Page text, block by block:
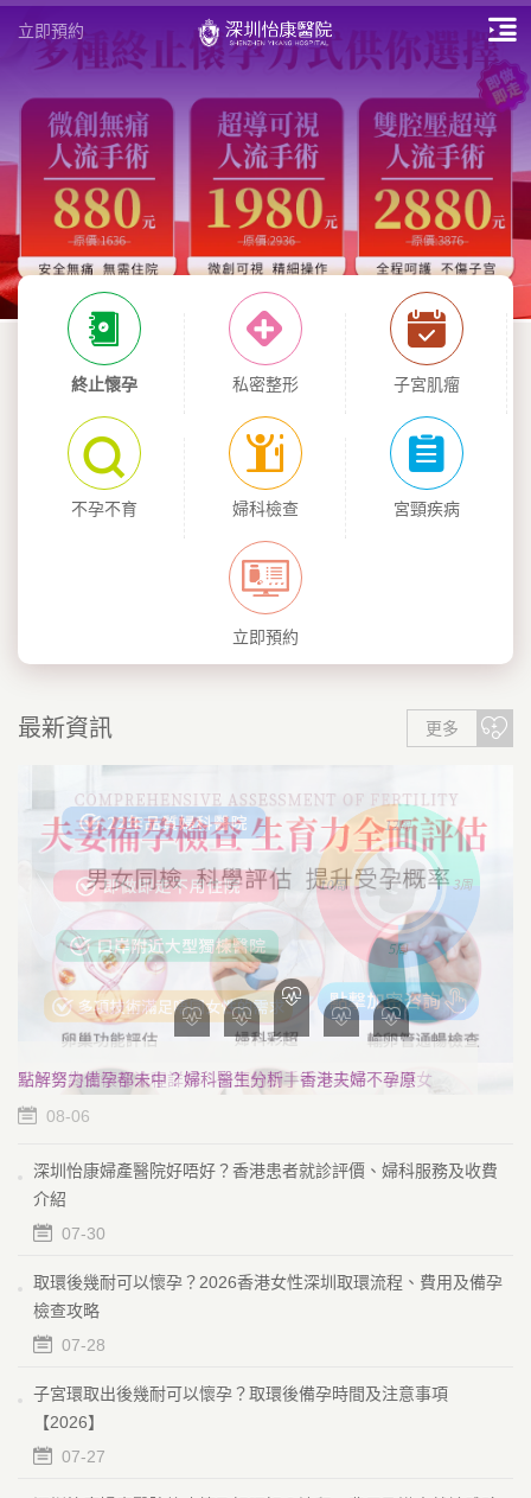
立即預約
終止懷孕 私密整形 子宮肌瘤
不孕不育 婦科檢查 宮頸疾病
立即預約
更多
最新資訊
備孕點解要監測卵泡？香港婦科醫生分析排卵時間、受孕
機會及成功懷孕關鍵
08-06
家計會終止懷孕流程詳解：由預約到手術全攻略｜香港女
性人工流產檢查、費用及注意事項
08-06
點解努力備孕都未中？婦科醫生分析｜香港夫婦不孕原
因、檢查流程及改善懷孕機會指南
08-06
睇不孕科一次要幾多錢？初診到療程詳解｜香港不孕檢查
流程、收費及人工受孕選擇指南
08-05
宮外孕檢查幾多錢？香港婦科超聲波、HCG檢測費用整理
｜早期症狀、檢查流程及治療指南
08-05
深圳怡康婦產醫院好唔好？香港患者就診評價、婦科服務及收費
介紹
07-30
取環後幾耐可以懷孕？2026香港女性深圳取環流程、費用及備孕
檢查攻略
07-28
子宮環取出後幾耐可以懷孕？取環後備孕時間及注意事項
【2026】
07-27